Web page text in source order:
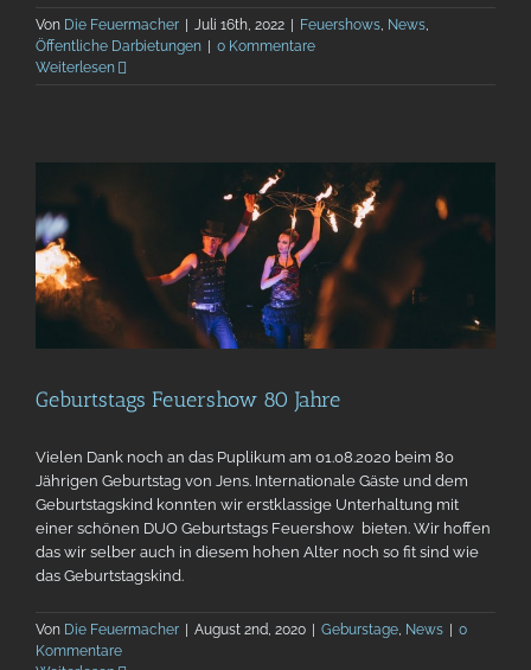
Von Die Feuermacher | Juli 16th, 2022 | Feuershows News
Öffentliche Darbietungen | 0 Kommentare
Weiterlesen
Geburtstags Feuershow 80 Jahre
Vielen Dank noch an das Puplikum am 01.08.2020 beim 80
Jährigen Geburtstag von Jens. Internationale Gäste und dem
Geburtstagskind konnten wir erstklassige Unterhaltung mit
einer schönen DUO Geburtstags Feuershow bieten. Wir hoffen
das wir selber auch in diesem hohen Alter noch so fit sind wie
das Geburtstagskind.
Von Die Feuermacher August 2nd, 2020 Geburstage, News
0
Kommentare